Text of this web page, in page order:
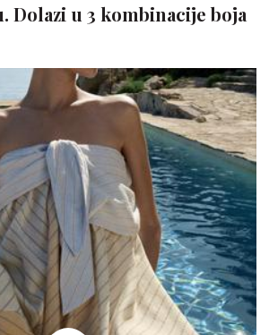
Dolazi u 3 kombinacije boja